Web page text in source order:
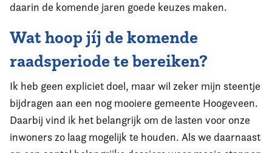
daarin de komende jaren goede keuzes maken.
Wat hoop jíj de komende
raadsperiode te bereiken?
Ik heb geen expliciet doel, maar wil zeker mijn steentje
bijdragen aan een nog mooiere gemeente Hoogeveen.
Daarbij vind ik het belangrijk om de lasten voor onze
inwoners zo laag mogelijk te houden. Als we daarnaast